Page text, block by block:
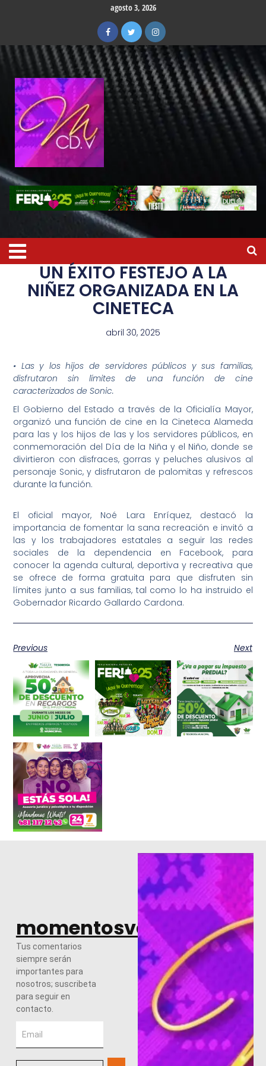
agosto 3, 2026
UN ÉXITO FESTEJO A LA
NIÑEZ ORGANIZADA EN LA
CINETECA
abril 30, 2025
• Las y los hijos de servidores públicos y sus familias,
disfrutaron sin límites de una función de cine
caracterizados de Sonic.
El Gobierno del Estado a través de la Oficialía Mayor,
organizó una función de cine en la Cineteca Alameda
para las y los hijos de las y los servidores públicos, en
conmemoración del Día de la Niña y el Niño, donde se
divirtieron con disfraces, gorras y peluches alusivos al
personaje Sonic, y disfrutaron de palomitas y refrescos
durante la función.
El oficial mayor, Noé Lara Enríquez, destacó la
importancia de fomentar la sana recreación e invitó a
las y los trabajadores estatales a seguir las redes
sociales de la dependencia en Facebook, para
conocer la agenda cultural, deportiva y recreativa que
se ofrece de forma gratuita para que disfruten sin
límites junto a sus familias, tal como lo ha instruido el
Gobernador Ricardo Gallardo Cardona.
Previous Next
momentosvalles.com
Tus comentarios
siempre serán
importantes para
nosotros; suscribeta
para seguir en
contacto.